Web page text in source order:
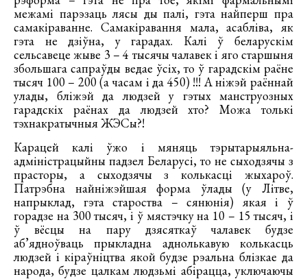
межамі парэзаць лясы ды палі, гэта найперш пра
самакіраванне. Самакіравання мала, асабліва, як
гэта не дзіўна, у гарадах. Калі ў беларускім
сельсавеце жыве 3 – 4 тысячы чалавек і яго старшыня
збольшага сапраўды ведае ўсіх, то ў гарадскім раёне
тысяч 100 – 200 (а часам і да 450) !!! А ніжэй раённай
улады, бліжэй да людзей у гэтых манструозных
гарадскіх раёнах да людзей хто? Можа толькі
тэхнакратычныя ЖЭСы?!
Карацей калі ўжо і мяняць тэрытарыяльна-
адміністрацыйны падзел Беларусі, то не сыходзячы з
прасторы, а сыходзячы з колькасці жыхароў.
Патрэбна найніжэйшая форма ўлады (у Літве,
напрыклад, гэта староства – сянюнія) якая і ў
горадзе на 300 тысяч, і ў мястэчку на 10 – 15 тысяч, і
ў вёсцы на пару дзясяткаў чалавек будзе
аб’ядноўваць прыкладна аднолькавую колькасць
людзей і кіраўніцтва якой будзе рэальна блізкае да
народа, будзе цалкам людзьмі абірацца, уключаючы